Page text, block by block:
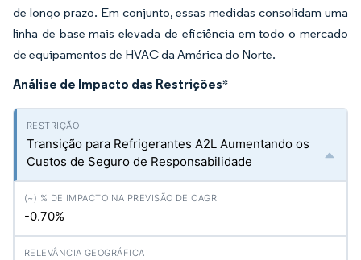
de longo prazo. Em conjunto, essas medidas consolidam uma
linha de base mais elevada de eficiência em todo o mercado
de equipamentos de HVAC da América do Norte.
Análise de Impacto das Restrições*
Transição para Refrigerantes A2L Aumentando os
Custos de Seguro de Responsabilidade
-0.70%